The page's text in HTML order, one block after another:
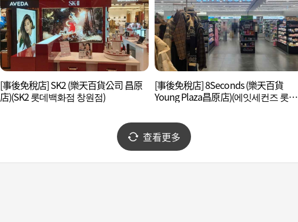
[事後免稅店] SK2 (樂天百貨公司 昌原
店)(SK2 롯데백화점 창원점)
[事後免稅店] 8Seconds (樂天百貨
Young Plaza昌原店)(에잇세컨즈 롯데
查看更多